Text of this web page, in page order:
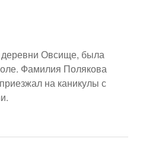
Овсище, была
Фамилия Полякова
на каникулы с